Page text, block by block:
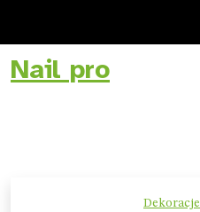
Skip
toNail pro
Dekoracje